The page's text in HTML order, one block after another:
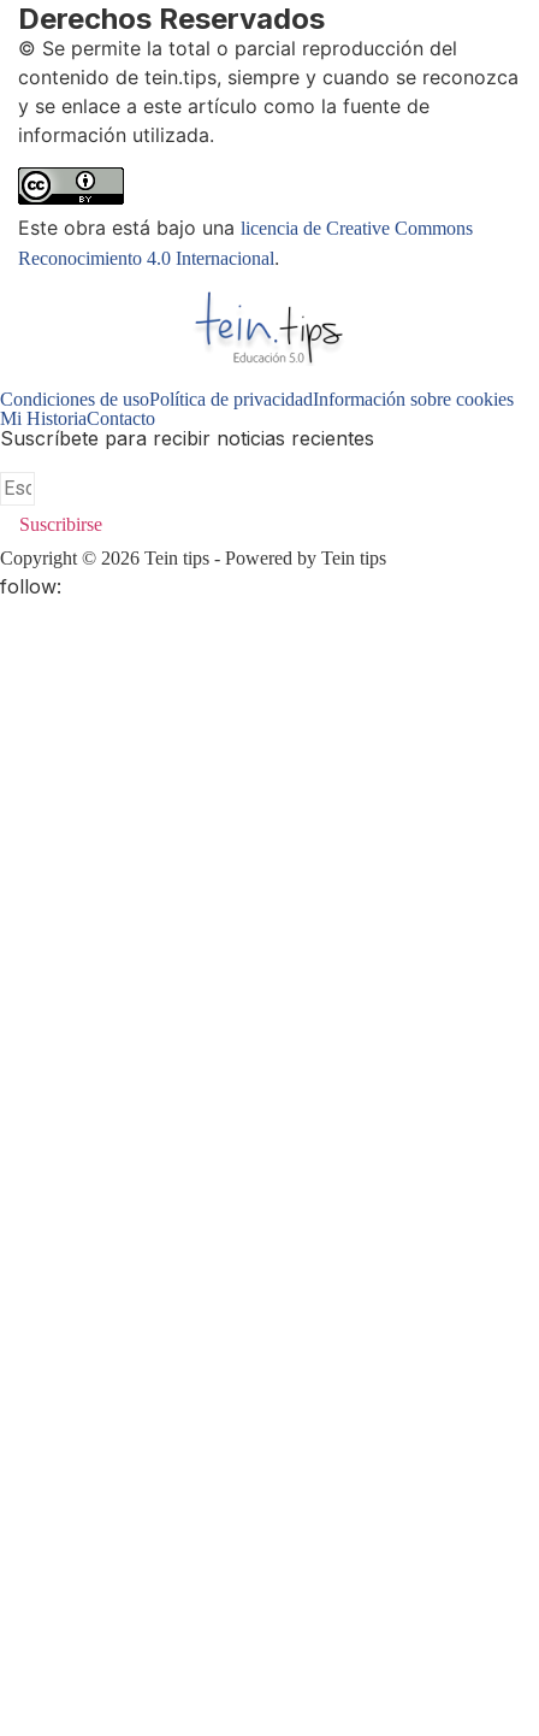
Derechos Reservados
© Se permite la total o parcial reproducción del
contenido de tein.tips, siempre y cuando se reconozca
y se enlace a este artículo como la fuente de
información utilizada.
Este obra está bajo una licencia de Creative Commons
Reconocimiento 4.0 Internacional.
Condiciones de usoPolítica de privacidadInformación sobre cookies
Mi HistoriaContacto
Suscríbete para recibir noticias recientes
Suscribirse
Copyright © 2026 Tein tips - Powered by Tein tips
follow: